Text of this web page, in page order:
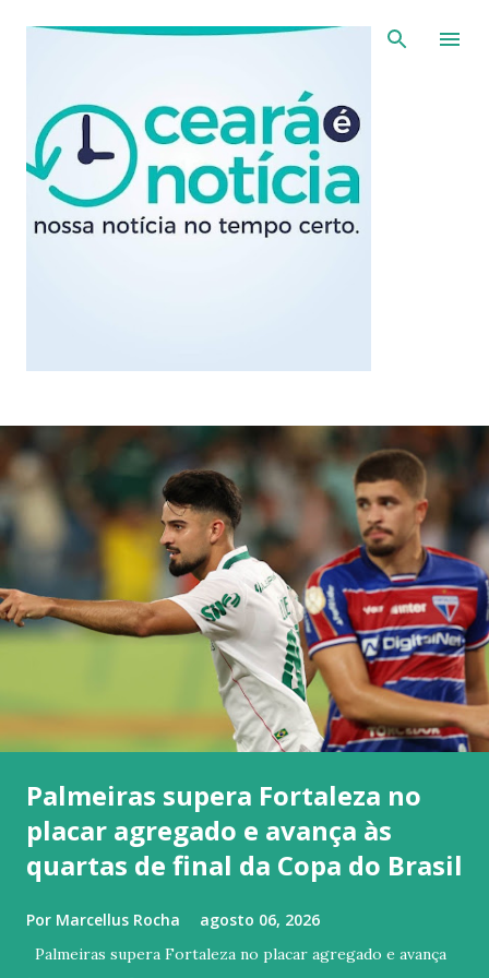
Pular para o conteúdo principal
Palmeiras supera Fortaleza no
placar agregado e avança às
quartas de final da Copa do Brasil
Por Marcellus Rocha agosto 06, 2026
Palmeiras supera Fortaleza no placar agregado e avança